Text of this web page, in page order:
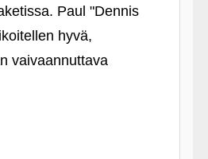
Paul "Dennis
hyvä,
vaivaannuttava